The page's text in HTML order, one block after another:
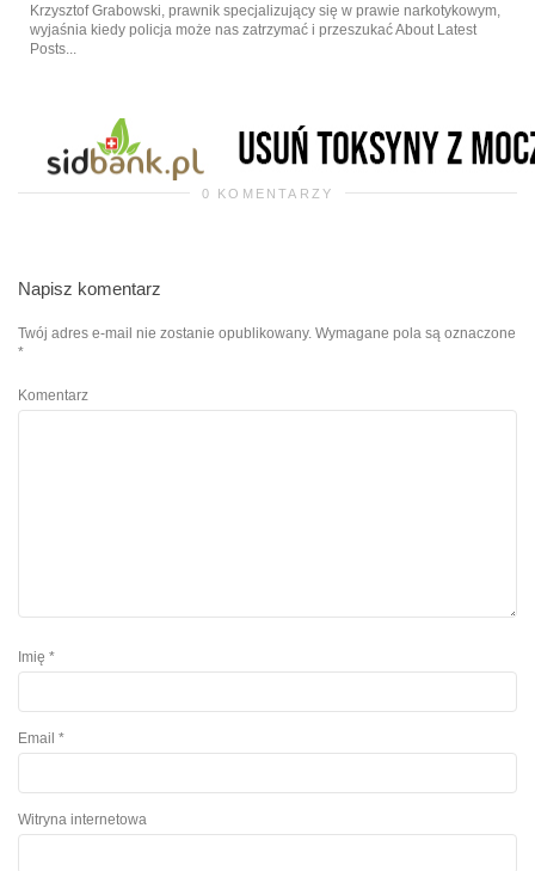
Krzysztof Grabowski, prawnik specjalizujący się w prawie narkotykowym,
wyjaśnia kiedy policja może nas zatrzymać i przeszukać About Latest
Posts...
0 KOMENTARZY
Napisz komentarz
Twój adres e-mail nie zostanie opublikowany. Wymagane pola są oznaczone
*
Komentarz
Imię *
Email *
Witryna internetowa